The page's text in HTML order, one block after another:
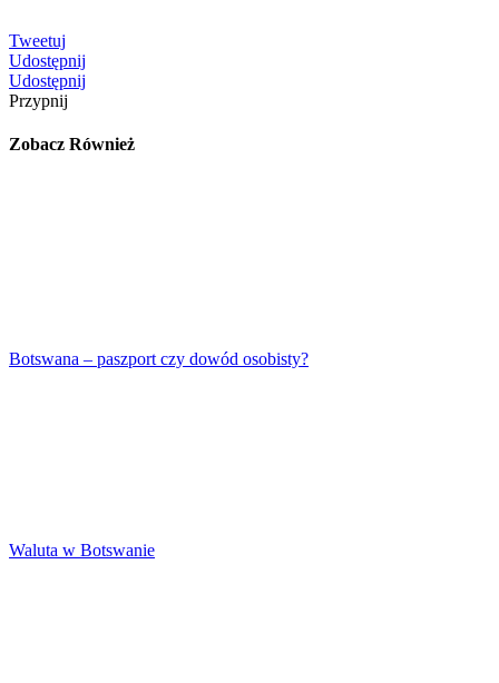
Tweetuj
Udostępnij
Udostępnij
Przypnij
Zobacz Również
Botswana – paszport czy dowód osobisty?
Waluta w Botswanie